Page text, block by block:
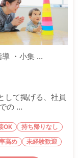
・小集 ...
して掲げる、社員
の ...
OK
持ち帰りなし
高め 未経験歓迎